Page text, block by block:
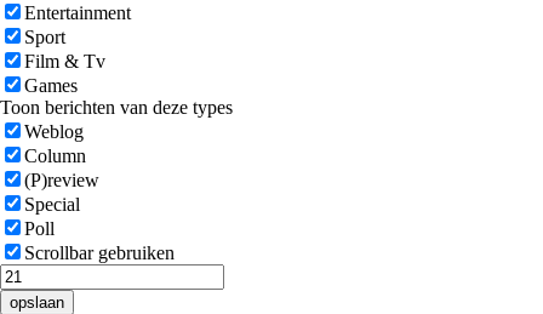
Entertainment
Sport
Film & Tv
Games
Toon berichten van deze types
Weblog
Column
(P)review
Special
Poll
Scrollbar gebruiken
opslaan